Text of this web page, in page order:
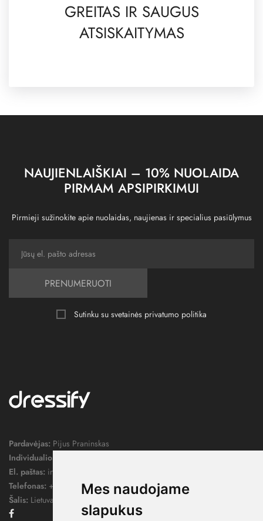
Mes naudojame
slapukus
GREITAS IR SAUGUS
ATSISKAITYMAS
NAUJIENLAIŠKIAI – 10% NUOLAIDA
PIRMAM APSIPIRKIMUI
Pirmieji sužinokite apie nuolaidas, naujienas ir specialius pasiūlymus
PRENUMERUOTI
Sutinku su svetainės privatumo politika
Pardavėjas: Pijus Praninskas
Individualios veiklos pažymos nr.:
El. paštas: info@dressify.lt
Telefonas: +370 676 78578
Šalis: Lietuva